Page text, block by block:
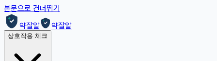
본문으로 건너뛰기
약잘알
약잘알
상호작용 체크